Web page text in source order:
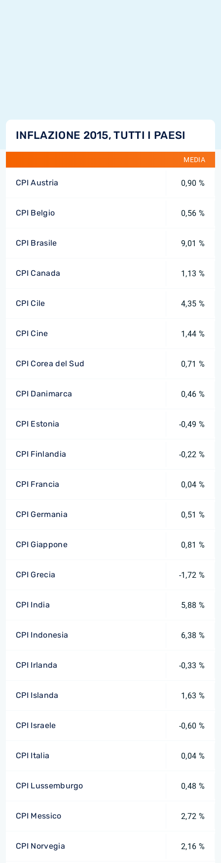
INFLAZIONE 2015, TUTTI I PAESI
MEDIA
CPI Austria 0,90 %
CPI Belgio 0,56 %
CPI Brasile 9,01 %
CPI Canada 1,13 %
CPI Cile 4,35 %
CPI Cine 1,44 %
CPI Corea del Sud 0,71 %
CPI Danimarca 0,46 %
CPI Estonia -0,49 %
CPI Finlandia -0,22 %
CPI Francia 0,04 %
CPI Germania 0,51 %
CPI Giappone 0,81 %
CPI Grecia -1,72 %
CPI India 5,88 %
CPI Indonesia 6,38 %
CPI Irlanda -0,33 %
CPI Islanda 1,63 %
CPI Israele -0,60 %
CPI Italia 0,04 %
CPI Lussemburgo 0,48 %
CPI Messico 2,72 %
CPI Norvegia 2,16 %